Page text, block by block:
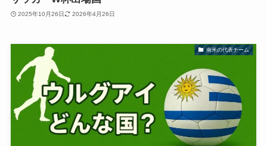
2025年10月26日 2026年4月26日
南米の代表チーム